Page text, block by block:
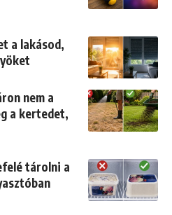
a lakásod,
nem a
a kertedet,
tárolni a